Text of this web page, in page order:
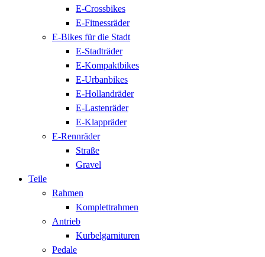
E-Crossbikes
E-Fitnessräder
E-Bikes für die Stadt
E-Stadträder
E-Kompaktbikes
E-Urbanbikes
E-Hollandräder
E-Lastenräder
E-Klappräder
E-Rennräder
Straße
Gravel
Teile
Rahmen
Komplettrahmen
Antrieb
Kurbelgarnituren
Pedale